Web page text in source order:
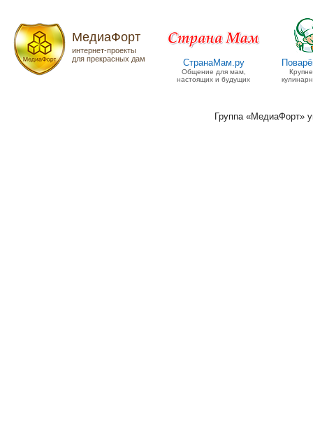
МедиаФорт
интернет-проекты
для прекрасных дам
СтранаМам.ру
Общение для мам,
настоящих и будущих
Группа «МедиаФорт»